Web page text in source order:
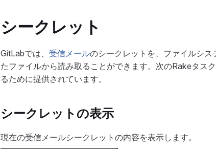
シークレット
GitLabでは、 受信メールのシークレットを、ファイルシ
たファイルから読み取ることができます。次のRakeタス
るために提供されています。
シークレットの表示
現在の受信メールシークレットの内容を表示します。